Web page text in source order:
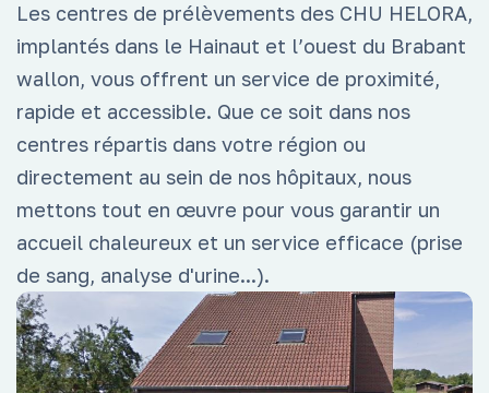
Les centres de prélèvements des CHU HELORA,
implantés dans le Hainaut et l’ouest du Brabant
wallon, vous offrent un service de proximité,
rapide et accessible. Que ce soit dans nos
centres répartis dans votre région ou
directement au sein de nos hôpitaux, nous
mettons tout en œuvre pour vous garantir un
accueil chaleureux et un service efficace (prise
de sang, analyse d'urine...).